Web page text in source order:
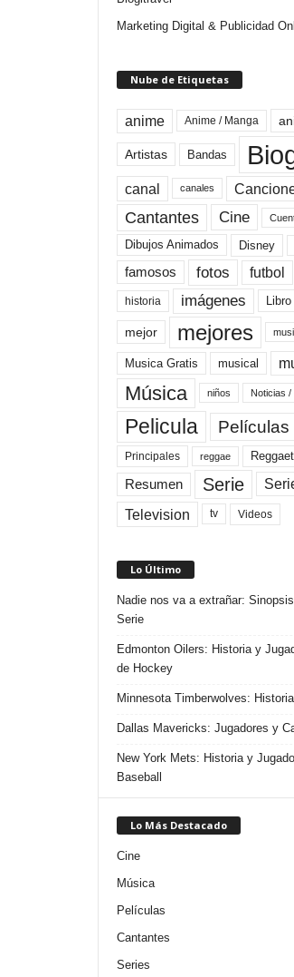
Marketing Digital & Publicidad
Nube de Etiquetas
anime Anime / Manga
Artistas Bandas
canal canales
Cantantes Cine
Dibujos Animados Disney
famosos fotos futbol
historia imágenes Libro
mejor mejores
Musica Gratis musical
Música niños Noticias /
Pelicula Películas
Principales reggae
Resumen Serie
Television tv Videos
Lo Último
Nadie nos va a extrañar:
Serie
Edmonton Oilers: Historia y
de Hockey
Minnesota Timberwolves:
Dallas Mavericks: Jugadores y
New York Mets: Historia y
Baseball
Lo Más Destacado
Cine
Música
Películas
Cantantes
Series